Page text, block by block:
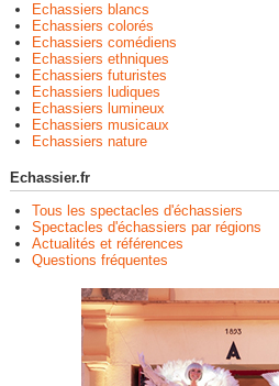
Echassiers blancs
Echassiers colorés
Echassiers comédiens
Echassiers ethniques
Echassiers futuristes
Echassiers ludiques
Echassiers lumineux
Echassiers musicaux
Echassiers nature
Echassier.fr
Tous les spectacles d'échassiers
Spectacles d'échassiers par régions
Actualités et références
Questions fréquentes